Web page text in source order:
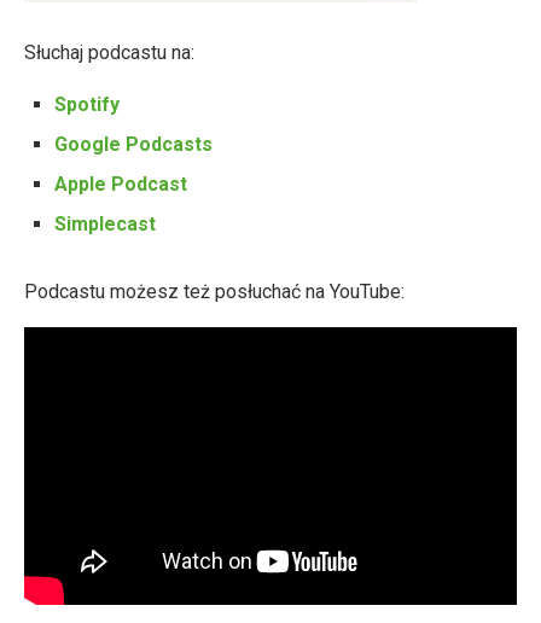
Słuchaj podcastu na:
Spotify
Google Podcasts
Apple Podcast
Simplecast
Podcastu możesz też posłuchać na YouTube: